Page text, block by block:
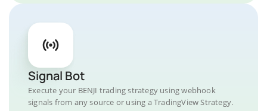
Signal Bot
Execute your BENJI trading strategy using webhook
signals from any source or using a TradingView Strategy.